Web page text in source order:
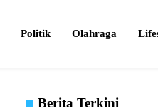
Politik Olahraga
Berita Terkini